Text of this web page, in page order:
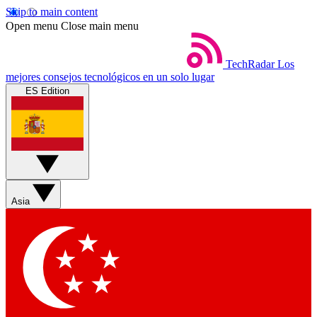
Skip to main content
Open menu Close main menu
TechRadar Los
mejores consejos tecnológicos en un solo lugar
ES Edition
Asia